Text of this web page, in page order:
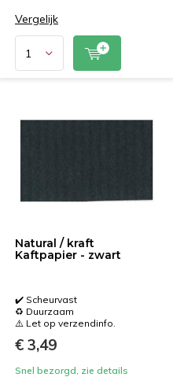
Vergelijk
Natural / kraft
Kaftpapier - zwart
✔️ Scheurvast
♻️ Duurzaam
⚠️ Let op verzendinfo.
€ 3,49
Snel bezorgd, zie details